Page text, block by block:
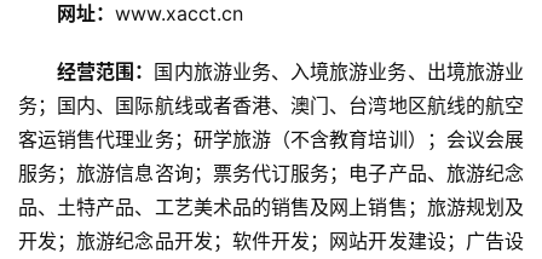
食
特
产
热
门
网址： www.xacct.cn
经营范围： 国内旅游业务、入境旅游业务、出境旅游业
务；国内、国际航线或者香港、澳门、台湾地区航线的航空
客运销售代理业务；研学旅游（不含教育培训）；会议会展
服务；旅游信息咨询；票务代订服务；电子产品、旅游纪念
品、土特产品、工艺美术品的销售及网上销售；旅游规划及
开发；旅游纪念品开发；软件开发；网站开发建设；广告设